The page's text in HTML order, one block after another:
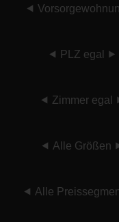
⯇
⯇ PLZ egal ⯈
⯇ Zimmer egal
⯇ Alle Größen
⯇ Alle